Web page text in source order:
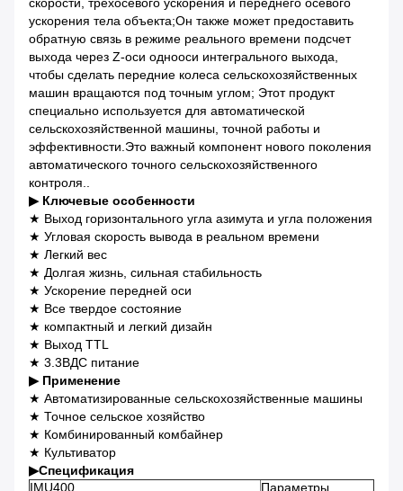
скорости, трехосевого ускорения и переднего осевого
ускорения тела объекта;Он также может предоставить
обратную связь в режиме реального времени подсчет
выхода через Z-оси однооси интегрального выхода,
чтобы сделать передние колеса сельскохозяйственных
машин вращаются под точным углом; Этот продукт
специально используется для автоматической
сельскохозяйственной машины, точной работы и
эффективности.Это важный компонент нового поколения
автоматического точного сельскохозяйственного
контроля..
▶ Ключевые особенности
★ Выход горизонтального угла азимута и угла положения
★ Угловая скорость вывода в реальном времени
★ Легкий вес
★ Долгая жизнь, сильная стабильность
★ Ускорение передней оси
★ Все твердое состояние
★ компактный и легкий дизайн
★ Выход TTL
★ 3.3ВДС питание
▶ Применение
★ Автоматизированные сельскохозяйственные машины
★ Точное сельское хозяйство
★ Комбинированный комбайнер
★ Культиватор
▶Спецификация
IMU400
Параметры